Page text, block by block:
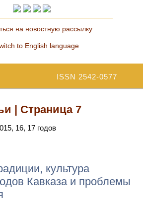
на новостную рассылку
to English language
ISSN 2542-0577
| Страница 7
16, 17 годов
культура
Кавказа и проблемы